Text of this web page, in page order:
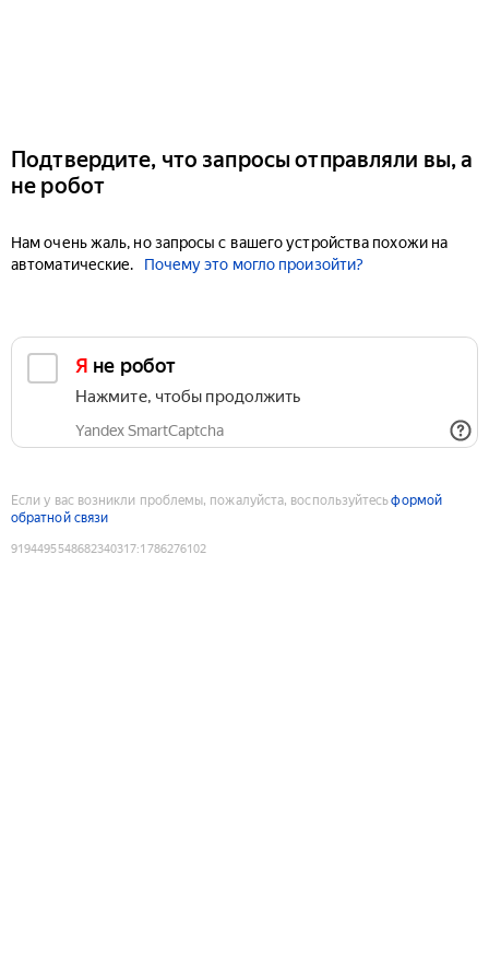
Подтвердите, что запросы отправляли вы, а
не робот
Нам очень жаль, но запросы с вашего устройства похожи на
автоматические.
Почему это могло произойти?
Я не робот
Нажмите, чтобы продолжить
Yandex SmartCaptcha
Если у вас возникли проблемы, пожалуйста, воспользуйтесьформой
обратной связи
9194495548682340317:1786276102